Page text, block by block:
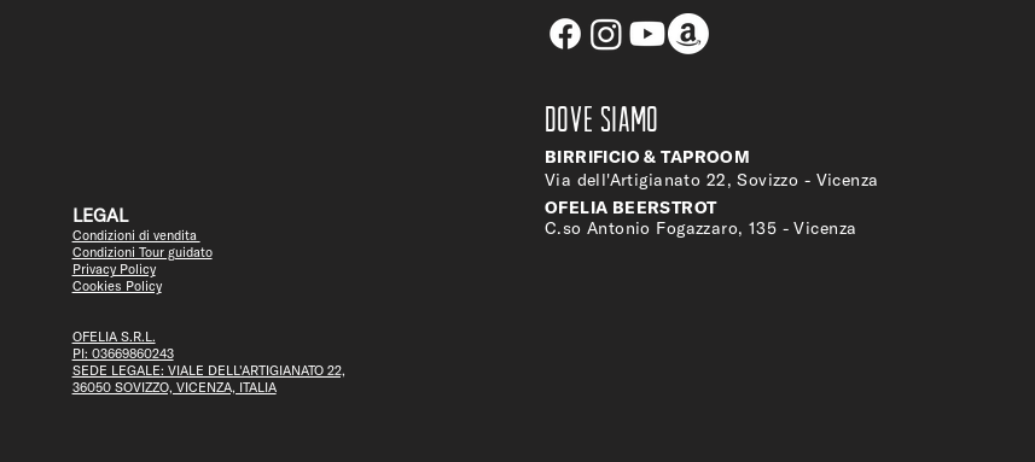
LEGAL
Condizioni di vendita
Condizioni Tour guidato
Privacy Policy
Cookies Policy
OFELIA S.R.L.
PI: 03669860243
SEDE LEGALE: VIALE DELL'ARTIGIANATO 22,
36050 SOVIZZO, VICENZA, ITALIA
DOVE SIAMO
BIRRIFICIO & TAPROOM
Via dell'Artigianato 22, Sovizzo - Vicenza
OFELIA BEERSTROT
C.so Antonio Fogazzaro, 135 - Vicenza